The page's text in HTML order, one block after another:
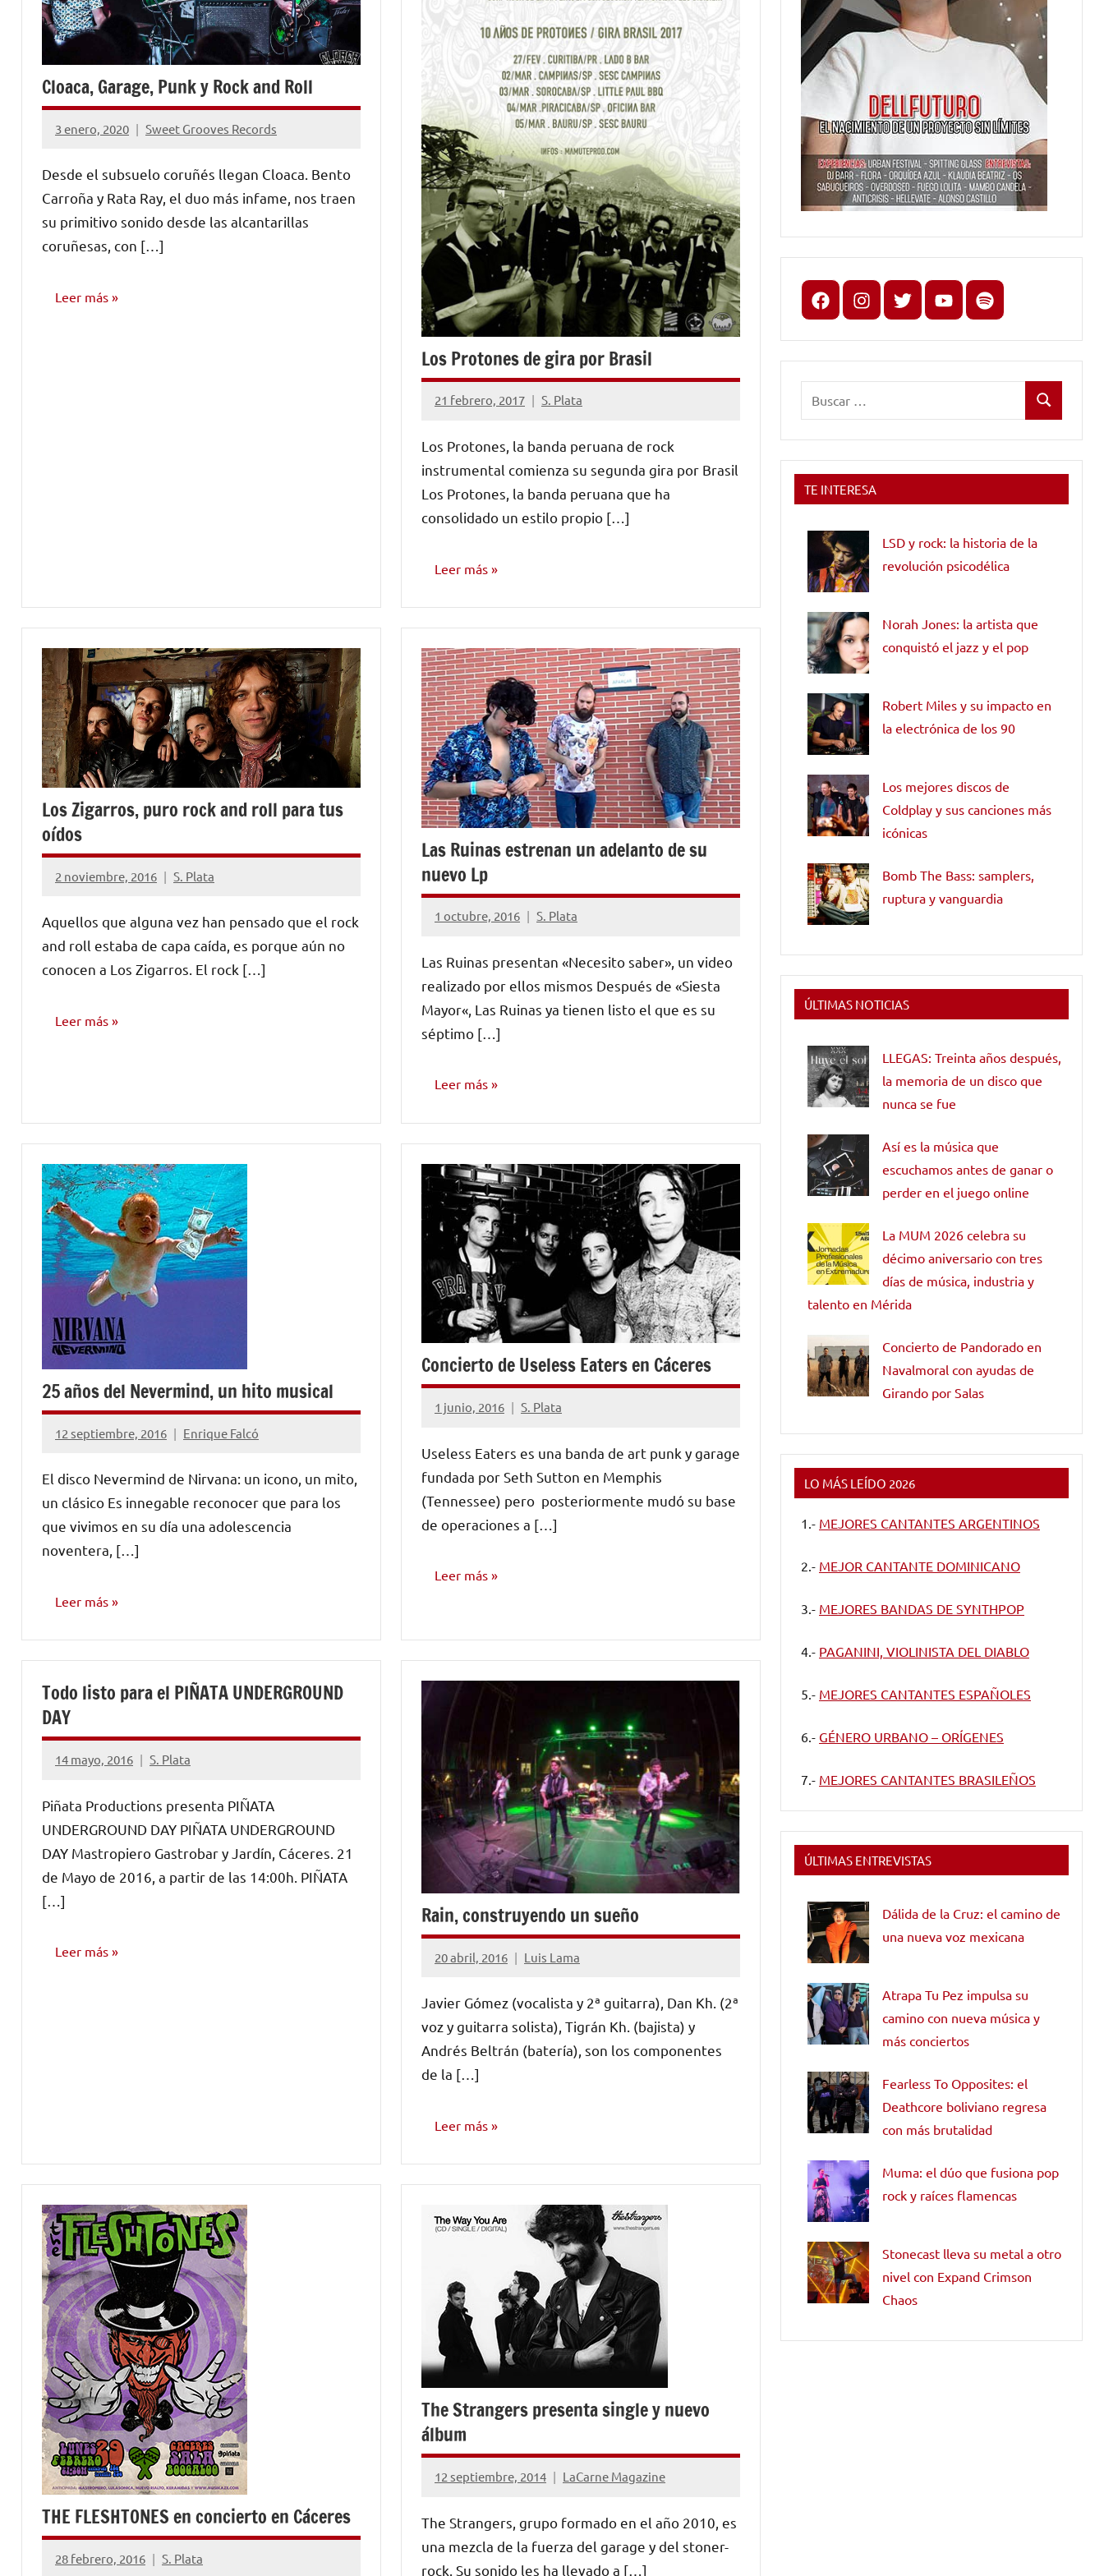
Cloaca, Garage, Punk y Rock and Roll
3 enero, 2020 Sweet Grooves Records
No
comentarios
Desde el subsuelo coruñés llegan Cloaca. Bento
Carroña y Rata Ray, el duo más infame, nos traen
su primitivo sonido desde las alcantarillas
coruñesas, con […]
Leer más
Los Protones de gira por Brasil
21 febrero, 2017 S. Plata
No
comentarios
Los Protones, la banda peruana de rock
instrumental comienza su segunda gira por Brasil
Los Protones, la banda peruana que ha
consolidado un estilo propio […]
Leer más
Los Zigarros, puro rock and roll para tus
oídos
2 noviembre, 2016 S. Plata
No
comentarios
Aquellos que alguna vez han pensado que el rock
and roll estaba de capa caída, es porque aún no
conocen a Los Zigarros. El rock […]
Leer más
Las Ruinas estrenan un adelanto de su
nuevo Lp
1 octubre, 2016 S. Plata
No
comentarios
Las Ruinas presentan «Necesito saber», un video
realizado por ellos mismos Después de «Siesta
Mayor«, Las Ruinas ya tienen listo el que es su
séptimo […]
Leer más
25 años del Nevermind, un hito musical
12 septiembre, 2016 Enrique Falcó
No
comentarios
El disco Nevermind de Nirvana: un icono, un mito,
un clásico Es innegable reconocer que para los
que vivimos en su día una adolescencia
noventera, […]
Leer más
Concierto de Useless Eaters en Cáceres
1 junio, 2016 S. Plata
No
comentarios
Useless Eaters es una banda de art punk y garage
fundada por Seth Sutton en Memphis
(Tennessee) pero posteriormente mudó su base
de operaciones a […]
Leer más
Todo listo para el PIÑATA UNDERGROUND
DAY
14 mayo, 2016 S. Plata
1
Piñata Productions presenta PIÑATA
UNDERGROUND DAY PIÑATA UNDERGROUND
DAY Mastropiero Gastrobar y Jardín, Cáceres. 21
de Mayo de 2016, a partir de las 14:00h. PIÑATA
[…]
Leer más
Rain, construyendo un sueño
20 abril, 2016 Luis Lama
1
Javier Gómez (vocalista y 2ª guitarra), Dan Kh. (2ª
voz y guitarra solista), Tigrán Kh. (bajista) y
Andrés Beltrán (batería), son los componentes
de la […]
Leer más
THE FLESHTONES en concierto en Cáceres
28 febrero, 2016 S. Plata
1
The Strangers presenta single y nuevo
álbum
12 septiembre, 2014 LaCarne Magazine
No
comentarios
The Strangers, grupo formado en el año 2010, es
una mezcla de la fuerza del garage y del stoner-
rock. Su sonido les ha llevado a […]
FacebookInstagram
X youtubespotify
Buscar
TE INTERESA
LSD y rock: la historia de la
revolución psicodélica
Norah Jones: la artista que
conquistó el jazz y el pop
Robert Miles y su impacto en
la electrónica de los 90
Los mejores discos de
Coldplay y sus canciones más
icónicas
Bomb The Bass: samplers,
ruptura y vanguardia
ÚLTIMAS NOTICIAS
LLEGAS: Treinta años después,
la memoria de un disco que
nunca se fue
Así es la música que
escuchamos antes de ganar o
perder en el juego online
La MUM 2026 celebra su
décimo aniversario con tres
días de música, industria y
talento en Mérida
Concierto de Pandorado en
Navalmoral con ayudas de
Girando por Salas
LO MÁS LEÍDO 2026
1.- MEJORES CANTANTES ARGENTINOS
2.- MEJOR CANTANTE DOMINICANO
3.- MEJORES BANDAS DE SYNTHPOP
4.- PAGANINI, VIOLINISTA DEL DIABLO
5.- MEJORES CANTANTES ESPAÑOLES
6.- GÉNERO URBANO – ORÍGENES
7.- MEJORES CANTANTES BRASILEÑOS
ÚLTIMAS ENTREVISTAS
Dálida de la Cruz: el camino de
una nueva voz mexicana
Atrapa Tu Pez impulsa su
camino con nueva música y
más conciertos
Fearless To Opposites: el
Deathcore boliviano regresa
con más brutalidad
Muma: el dúo que fusiona pop
rock y raíces flamencas
Stonecast lleva su metal a otro
nivel con Expand Crimson
Chaos